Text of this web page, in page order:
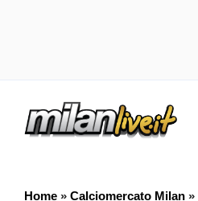
Home » Calciomercato Milan »